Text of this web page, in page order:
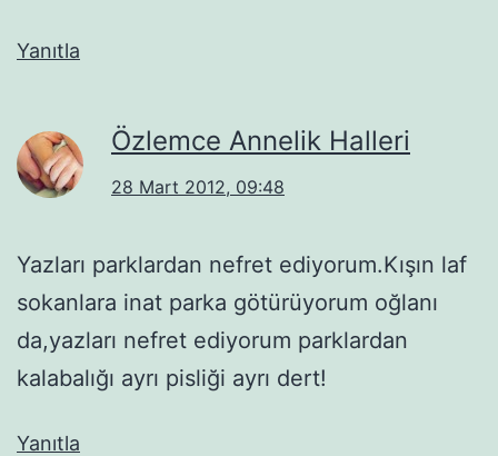
Yanıtla
Özlemce Annelik Halleri
28 Mart 2012, 09:48
Yazları parklardan nefret ediyorum.Kışın laf
sokanlara inat parka götürüyorum oğlanı
da,yazları nefret ediyorum parklardan
kalabalığı ayrı pisliği ayrı dert!
Yanıtla